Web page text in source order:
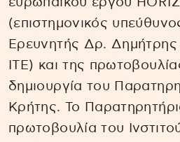
(επιστημονικός
Ερευνητής Δρ.
ΙΤΕ) και της
δημιουργία του
Κρήτης. Το
πρωτοβουλία του